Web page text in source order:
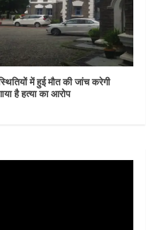
में हुई मौत की जांच करेगी
है हत्या का आरोप